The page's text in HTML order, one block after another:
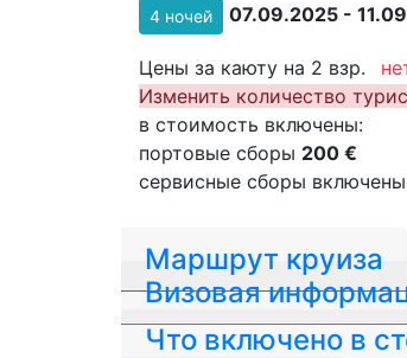
4 ночей 07.09.2025 -
Цены за каюту на 2 взр.
Изменить количество
в стоимость включены:
портовые сборы 200 €
сервисные сборы включены
Маршрут круиза
Визовая
Что включено в